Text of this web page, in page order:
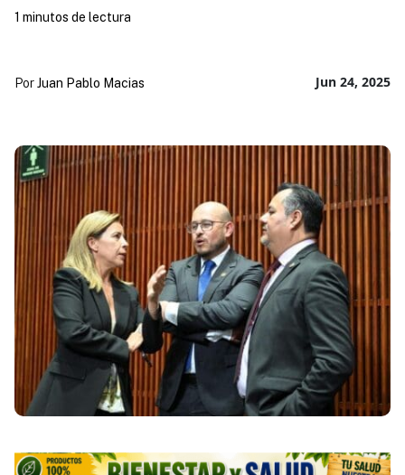
Jun 24, 2025
PorJuan Pablo Macias
1 minutos de lectura